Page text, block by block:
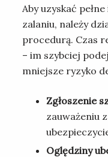
Aby uzyskać
zalaniu, należy
procedurą. Czas
– im szybciej
mniejsze ryzyko
Zgłoszenie
zauważeniu
Oględziny